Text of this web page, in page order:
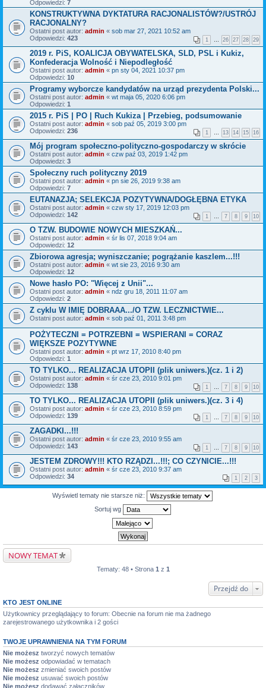
Odpowiedzi: 7
KONSTRUKTYWNA DYKTATURA RACJONALISTÓW?/USTRÓJ
RACJONALNY?
Ostatni post autor: admin « sob mar 27, 2021 10:52 am
Odpowiedzi: 423 1 … 26 27 28 29
2019 r. PiS, KOALICJA OBYWATELSKA, SLD, PSL i Kukiz,
Konfederacja Wolność i Niepodległość
Ostatni post autor: admin « pn sty 04, 2021 10:37 pm
Odpowiedzi: 10
Programy wyborcze kandydatów na urząd prezydenta Polski...
Ostatni post autor: admin « wt maja 05, 2020 6:06 pm
Odpowiedzi: 1
2015 r. PiS | PO | Ruch Kukiza | Przebieg, podsumowanie
Ostatni post autor: admin « sob paź 05, 2019 3:00 pm
Odpowiedzi: 236 1 … 13 14 15 16
Mój program społeczno-polityczno-gospodarczy w skrócie
Ostatni post autor: admin « czw paź 03, 2019 1:42 pm
Odpowiedzi: 3
Społeczny ruch polityczny 2019
Ostatni post autor: admin « pn sie 26, 2019 9:38 am
Odpowiedzi: 7
EUTANAZJA; SELEKCJA POZYTYWNA/DOGŁĘBNA ETYKA
Ostatni post autor: admin « czw sty 17, 2019 12:03 pm
Odpowiedzi: 142 1 … 7 8 9 10
O TZW. BUDOWIE NOWYCH MIESZKAŃ...
Ostatni post autor: admin « śr lis 07, 2018 9:04 am
Odpowiedzi: 12
Zbiorowa agresja; wyniszczanie; pogrążanie kaszlem...!!!
Ostatni post autor: admin « wt sie 23, 2016 9:30 am
Odpowiedzi: 12
Nowe hasło PO: "Więcej z Unii"...
Ostatni post autor: admin « ndz gru 18, 2011 11:07 am
Odpowiedzi: 2
Z cyklu W IMIĘ DOBRAAA.../O TZW. LECZNICTWIE...
Ostatni post autor: admin « sob paź 01, 2011 3:48 pm
POŻYTECZNI = POTRZEBNI = WSPIERANI = CORAZ
WIĘKSZE POZYTYWNE
Ostatni post autor: admin « pt wrz 17, 2010 8:40 pm
Odpowiedzi: 1
TO TYLKO... REALIZACJA UTOPII (plik uniwers.)(cz. 1 i 2)
Ostatni post autor: admin « śr cze 23, 2010 9:01 pm
Odpowiedzi: 138 1 … 7 8 9 10
TO TYLKO... REALIZACJA UTOPII (plik uniwers.)(cz. 3 i 4)
Ostatni post autor: admin « śr cze 23, 2010 8:59 pm
Odpowiedzi: 139 1 … 7 8 9 10
ZAGADKI...!!!
Ostatni post autor: admin « śr cze 23, 2010 9:55 am
Odpowiedzi: 143 1 … 7 8 9 10
JESTEM ZDROWY!!! KTO RZĄDZI...!!!; CO CZYNICIE...!!!
Ostatni post autor: admin « śr cze 23, 2010 9:37 am
Odpowiedzi: 34 1 2 3
Wyświetl tematy nie starsze niż:
Sortuj wg
NOWY TEMAT
Tematy: 48 • Strona 1 z 1
Przejdź do
KTO JEST ONLINE
Użytkownicy przeglądający to forum: Obecnie na forum nie ma żadnego
zarejestrowanego użytkownika i 2 gości
TWOJE UPRAWNIENIA NA TYM FORUM
Nie możesz tworzyć nowych tematów
Nie możesz odpowiadać w tematach
Nie możesz zmieniać swoich postów
Nie możesz usuwać swoich postów
Nie możesz dodawać załączników